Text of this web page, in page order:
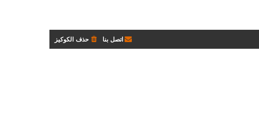
حذف الكوكيز اتصل بنا